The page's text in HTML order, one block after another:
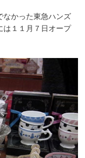
なかった東急ハンズ
は１１月７日オープ